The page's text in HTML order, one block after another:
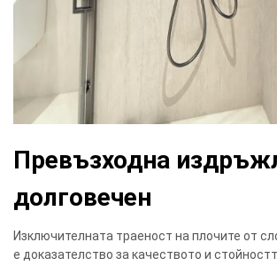
Превъзходна
долговечен
Изключителната траеност на плочите от
е доказателство за качеството и